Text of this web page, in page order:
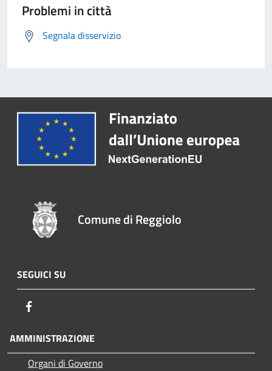
Problemi in città
Segnala disservizio
Comune di Reggiolo
SEGUICI SU
AMMINISTRAZIONE
Organi di Governo